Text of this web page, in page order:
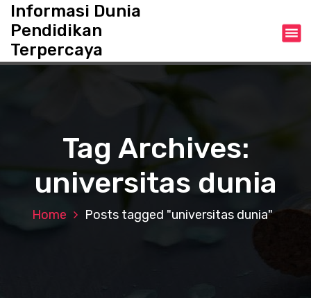
t
Informasi Dunia
Pendidikan
Terpercaya
Tag Archives:
universitas dunia
Home Posts tagged "universitas dunia"